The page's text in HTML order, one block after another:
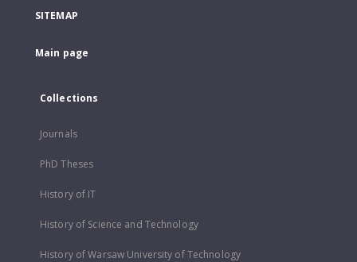
SITEMAP
Main page
Collections
Journals
PhD Theses
History of IT
History of Science and Technology
History of Warsaw University of Technology